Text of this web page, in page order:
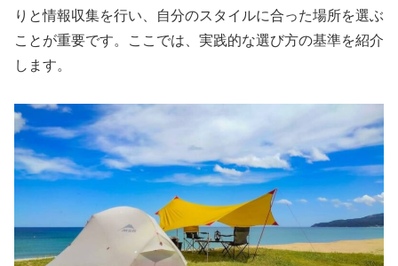
りと情報収集を行い、自分のスタイルに合った場所を選ぶ
ことが重要です。ここでは、実践的な選び方の基準を紹介
します。